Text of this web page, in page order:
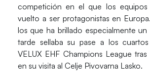
competición en el que los equipos
vuelto a ser protagonistas en
los que ha brillado especialmente un
tarde sellaba su pase a los
VELUX EHF Champions League
en su visita al Celje Pivovarna Lasko.